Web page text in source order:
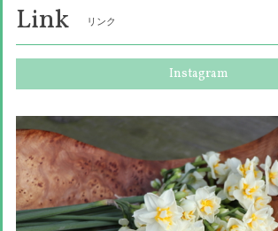
Link リンク
Instagram